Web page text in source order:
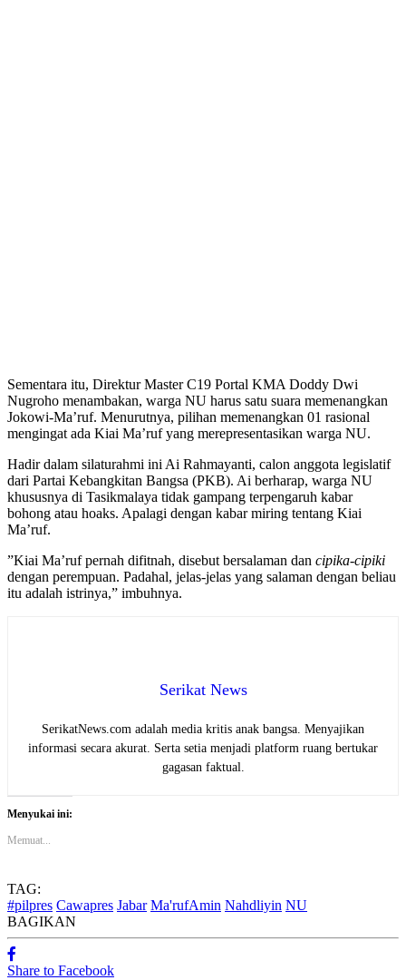
Sementara itu, Direktur Master C19 Portal KMA Doddy Dwi
Nugroho menambakan, warga NU harus satu suara memenangkan
Jokowi-Ma’ruf. Menurutnya, pilihan memenangkan 01 rasional
mengingat ada Kiai Ma’ruf yang merepresentasikan warga NU.
Hadir dalam silaturahmi ini Ai Rahmayanti, calon anggota legislatif
dari Partai Kebangkitan Bangsa (PKB). Ai berharap, warga NU
khususnya di Tasikmalaya tidak gampang terpengaruh kabar
bohong atau hoaks. Apalagi dengan kabar miring tentang Kiai
Ma’ruf.
”Kiai Ma’ruf pernah difitnah, disebut bersalaman dan cipika-cipiki
dengan perempuan. Padahal, jelas-jelas yang salaman dengan beliau
itu adalah istrinya,” imbuhnya.
Serikat News
SerikatNews.com adalah media kritis anak bangsa. Menyajikan
informasi secara akurat. Serta setia menjadi platform ruang bertukar
gagasan faktual.
Menyukai ini:
Memuat...
TAG:
#pilpres Cawapres Jabar Ma'rufAmin Nahdliyin NU
BAGIKAN
Share to Facebook